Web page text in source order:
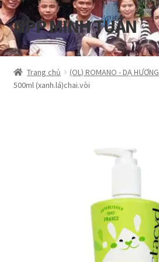
Đi
đến
Điều
hướng
Chuyển
đến
nội
dung
NPP MINH TUẤN
Tổng quan
Blog
Trang chủ (OL) ROMANO - DẠ HƯƠNG
500ml (xanh.lá)chai.vòi